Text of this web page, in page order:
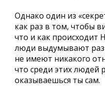
Однако один из
как раз в том, чтобы
что и как
люди выдумывают
не имеют никакого
что среди этих людей
оказываешься ты сам.